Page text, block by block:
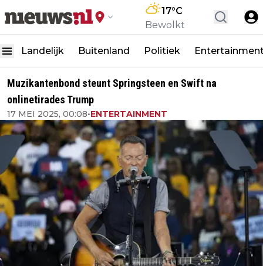
17°C
Bewolkt
Landelijk Buitenland Politiek
Muzikantenbond steunt Springsteen en Swift na
onlinetirades Trump
17 MEI 2025, 00:08•ENTERTAINMENT